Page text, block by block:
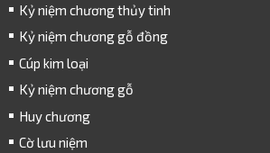
Kỷ niệm chương thủy tinh
Kỷ niệm chương gỗ đồng
Cúp kim loại
Kỷ niệm chương gỗ
Huy chương
Cờ lưu niệm